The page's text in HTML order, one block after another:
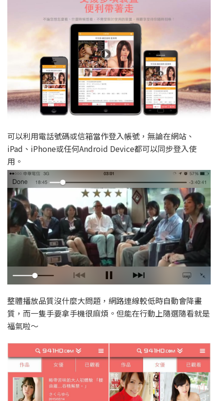
可以利用電話號碼或信箱當作登入帳號，無論在網站、
iPad、iPhone或任何Android Device都可以同步登入使
用。
整體播放品質沒什麼大問題，網路連線較低時自動會降畫
質，而一隻手要拿手機很麻煩。但能在行動上隨選隨看就是
福氣啦～